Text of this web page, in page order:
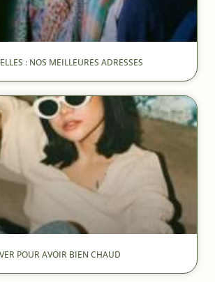
: NOS MEILLEURES ADRESSES
POUR AVOIR BIEN CHAUD